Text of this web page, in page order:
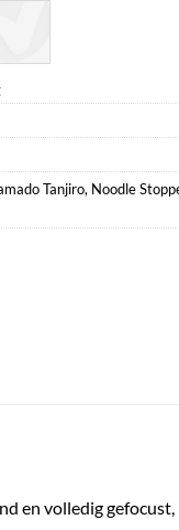
Tanjiro, Noodle
en volledig gefocust,